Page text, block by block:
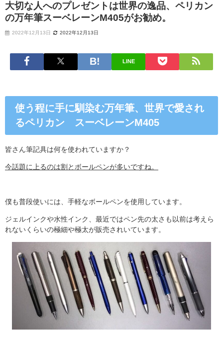
大切な人へのプレゼントは世界の逸品、ペリカン
の万年筆スーベレーンM405がお勧め。
2022年12月13日 2022年12月13日
LINE
使う程に手に馴染む万年筆、世界で愛され
るペリカン スーベレーンM405
皆さん筆記具は何を使われていますか？
今話題に上るのは割とボールペンが多いですね。
僕も普段使いには、手軽なボールペンを使用しています。
ジェルインクや水性インク、最近ではペン先の太さも以前は考えら
れないくらいの極細や極太が販売されいています。